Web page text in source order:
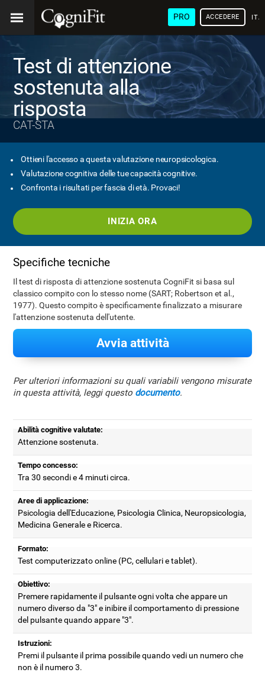
PRO ACCEDERE
Test di attenzione
sostenuta alla
risposta
CAT-STA
Ottieni l'accesso a questa valutazione neuropsicologica.
Valutazione cognitiva delle tue capacità cognitive.
Confronta i risultati per fascia di età. Provaci!
INIZIA ORA
Specifiche tecniche
Il test di risposta di attenzione sostenuta CogniFit si basa sul
classico compito con lo stesso nome (SART; Robertson et al.,
1977). Questo compito è specificamente finalizzato a misurare
l'attenzione sostenuta dell'utente.
Avvia attività
Per ulteriori informazioni su quali variabili vengono misurate
in questa attività, leggi questo documento.
Abilità cognitive valutate:
Attenzione sostenuta.
Tempo concesso:
Tra 30 secondi e 4 minuti circa.
Aree di applicazione:
Psicologia dell'Educazione, Psicologia Clinica, Neuropsicologia,
Medicina Generale e Ricerca.
Formato:
Test computerizzato online (PC, cellulari e tablet).
Obiettivo:
Premere rapidamente il pulsante ogni volta che appare un
numero diverso da "3" e inibire il comportamento di pressione
del pulsante quando appare "3".
Istruzioni:
Premi il pulsante il prima possibile quando vedi un numero che
non è il numero 3.